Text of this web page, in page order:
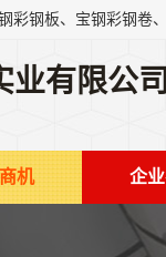
业有限公
机 企